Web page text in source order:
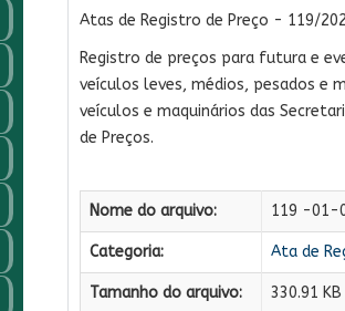
Atas de Registro de Preço - 119/
Registro de preços para futura e
veículos leves, médios, pesados e
veículos e maquinários das
de Preços.
Nome do arquivo: 119 -01-
Categoria: Ata de
Tamanho do arquivo: 330.91 KB